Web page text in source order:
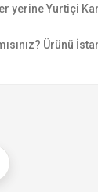
yerine Yurtiçi
Ürünü